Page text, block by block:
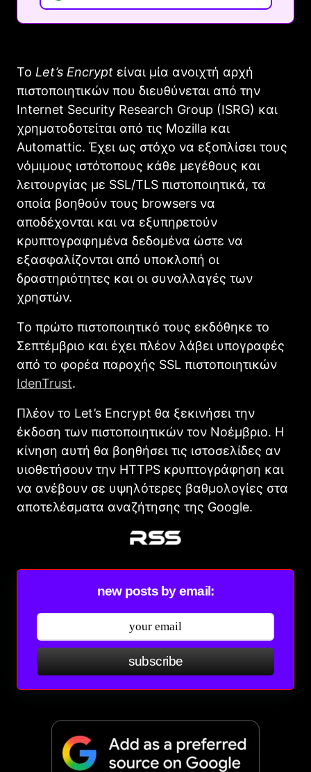
Το Let’s Encrypt είναι μία ανοιχτή αρχή
πιστοποιητικών που διευθύνεται από την
Internet Security Research Group (ISRG) και
χρηματοδοτείται από τις Mozilla και
Automattic. Έχει ως στόχο να εξοπλίσει τους
νόμιμους ιστότοπους κάθε μεγέθους και
λειτουργίας με SSL/TLS πιστοποιητικά, τα
οποία βοηθούν τους browsers να
αποδέχονται και να εξυπηρετούν
κρυπτογραφημένα δεδομένα ώστε να
εξασφαλίζονται από υποκλοπή οι
δραστηριότητες και οι συναλλαγές των
χρηστών.
Το πρώτο πιστοποιητικό τους εκδόθηκε το
Σεπτέμβριο και έχει πλέον λάβει υπογραφές
από το φορέα παροχής SSL πιστοποιητικών
IdenTrust.
Πλέον το Let’s Encrypt θα ξεκινήσει την
έκδοση των πιστοποιητικών τον Νοέμβριο. Η
κίνηση αυτή θα βοηθήσει τις ιστοσελίδες αν
υιοθετήσουν την HTTPS κρυπτογράφηση και
να ανέβουν σε υψηλότερες βαθμολογίες στα
αποτελέσματα αναζήτησης της Google.
new posts by email:
subscribe